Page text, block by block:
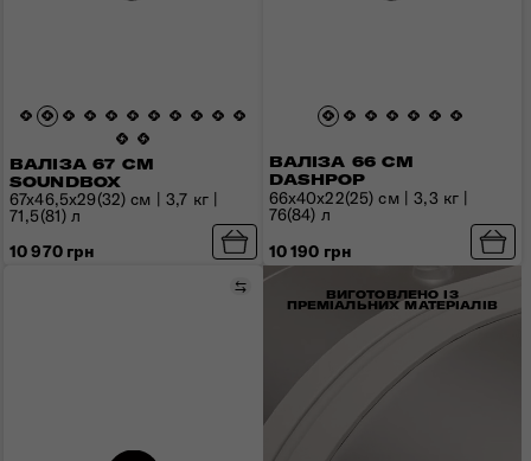
ВАЛІЗА 67 СМ
SOUNDBOX
67x46,5x29(32) см | 3,7 кг |
71,5(81) л
10 970 грн
ВАЛІЗА 66 СМ
DASHPOP
66x40x22(25) см | 3,3 кг |
76(84) л
10 190 грн
Порівняти
ВИГОТОВЛЕНО ІЗ
ПРЕМІАЛЬНИХ МАТЕРІАЛІВ